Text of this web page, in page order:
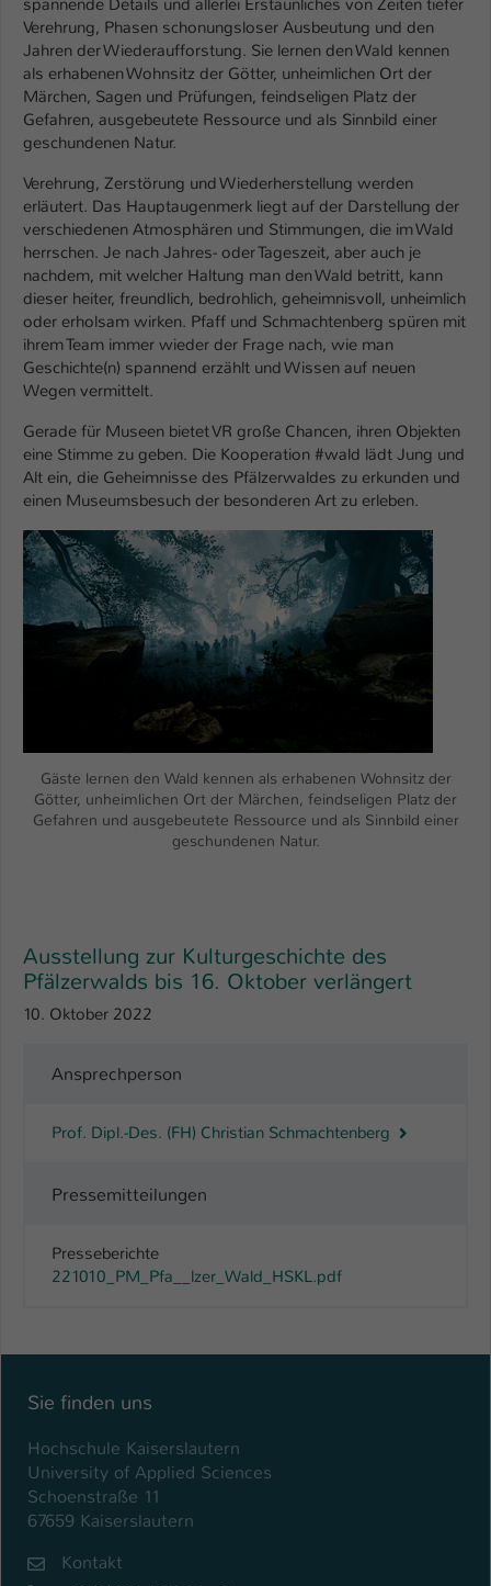
Show larger version
Gäste lernen den Wald kennen als erhabenen Wohnsitz der
Götter, unheimlichen Ort der Märchen, feindseligen Platz der
Gefahren und ausgebeutete Ressource und als Sinnbild einer
geschundenen Natur.
spannende Details und allerlei Erstaunliches von Zeiten tiefer
Verehrung, Phasen schonungsloser Ausbeutung und den
Jahren der Wiederaufforstung. Sie lernen den Wald kennen
als erhabenen Wohnsitz der Götter, unheimlichen Ort der
Märchen, Sagen und Prüfungen, feindseligen Platz der
Gefahren, ausgebeutete Ressource und als Sinnbild einer
geschundenen Natur.
Verehrung, Zerstörung und Wiederherstellung werden
erläutert. Das Hauptaugenmerk liegt auf der Darstellung der
verschiedenen Atmosphären und Stimmungen, die im Wald
herrschen. Je nach Jahres- oder Tageszeit, aber auch je
nachdem, mit welcher Haltung man den Wald betritt, kann
dieser heiter, freundlich, bedrohlich, geheimnisvoll, unheimlich
oder erholsam wirken. Pfaff und Schmachtenberg spüren mit
ihrem Team immer wieder der Frage nach, wie man
Geschichte(n) spannend erzählt und Wissen auf neuen
Wegen vermittelt.
Gerade für Museen bietet VR große Chancen, ihren Objekten
eine Stimme zu geben. Die Kooperation #wald lädt Jung und
Alt ein, die Geheimnisse des Pfälzerwaldes zu erkunden und
einen Museumsbesuch der besonderen Art zu erleben.
Ausstellung zur Kulturgeschichte des
Pfälzerwalds bis 16. Oktober verlängert
10. Oktober 2022
Ansprechperson
Prof. Dipl.-Des. (FH) Christian Schmachtenberg
Pressemitteilungen
Presseberichte
221010_PM_Pfa__lzer_Wald_HSKL.pdf
Sie finden uns
Hochschule Kaiserslautern
University of Applied Sciences
Schoenstraße 11
67659 Kaiserslautern
Kontakt
Zweck
Einstellungen. Unter anderem eine zufällig
generierte ID, für die historische
Speicherung Ihrer vorgenommen
Einstellungen, falls der Webseiten-
Betreiber dies eingestellt hat.
fe_typo_user / PHPSESSID
Anbieter TYPO3
Laufzeit 1 Woche
Zweck
Dieses Cookie ist ein Standard-Session-
Cookie von TYPO3. Es speichert im Fall
eines Intranet-Logins die Session-ID. So
Zugang zu geschützten Bereichen
gewährt.
Name be_typo_user
Anbieter TYPO3
Laufzeit 1 Tag
Dieser Cookie teilt der Webseite mit, ob
angemeldet ist und Rechte besitzt diese
zu verwalten.